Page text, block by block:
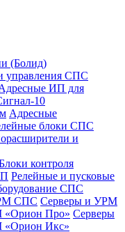
(Болид)
управления СПС
ИП для
10
Адресные
блоки СПС
и
контроля
Релейные и пусковые
СПС
СПС Серверы и УРМ
«Орион Про» Серверы
«Орион Икс»